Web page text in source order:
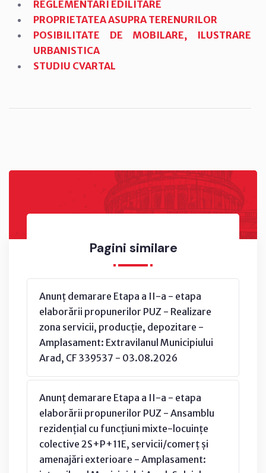
Pagini similare
Anunț demarare Etapa a II-a - etapa
elaborării propunerilor PUZ - Realizare
zona servicii, producție, depozitare -
Amplasament: Extravilanul Municipiului
Arad, CF 339537 - 03.08.2026
Anunț demarare Etapa a II-a - etapa
elaborării propunerilor PUZ - Ansamblu
rezidențial cu funcțiuni mixte-locuințe
colective 2S+P+11E, servicii/comerț și
amenajări exterioare - Amplasament:
REGLEMENTARI EDILITARE
PROPRIETATEA ASUPRA TERENURILOR
POSIBILITATE DE MOBILARE, ILUSTRARE
URBANISTICA
STUDIU CVARTAL